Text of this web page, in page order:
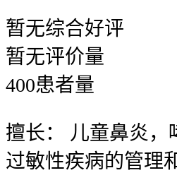
暂无综合好评
暂无评价量
400患者量
擅长：
儿童鼻炎，
过敏性疾病的管理